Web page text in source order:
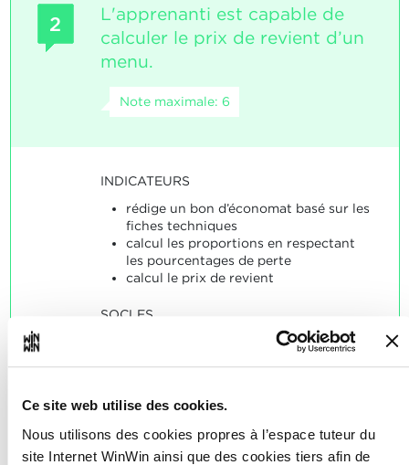
Ce site web utilise des cookies.
Nous utilisons des cookies propres à l’espace tuteur du
site Internet WinWin ainsi que des cookies tiers afin de
2
L'apprenanti est capable de
calculer le prix de revient d’un
menu.
Note maximale: 6
INDICATEURS
rédige un bon d’économat basé sur les
fiches techniques
calcul les proportions en respectant
les pourcentages de perte
calcul le prix de revient
SOCLES
Les indicateurs sont majoritairement